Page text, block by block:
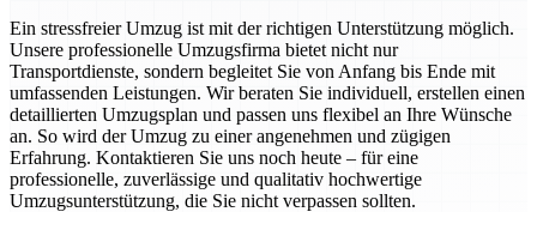
Ein stressfreier Umzug ist mit der richtigen Unterstützung möglich.
Unsere professionelle Umzugsfirma bietet nicht nur
Transportdienste, sondern begleitet Sie von Anfang bis Ende mit
umfassenden Leistungen. Wir beraten Sie individuell, erstellen einen
detaillierten Umzugsplan und passen uns flexibel an Ihre Wünsche
an. So wird der Umzug zu einer angenehmen und zügigen
Erfahrung. Kontaktieren Sie uns noch heute – für eine
professionelle, zuverlässige und qualitativ hochwertige
Umzugsunterstützung, die Sie nicht verpassen sollten.